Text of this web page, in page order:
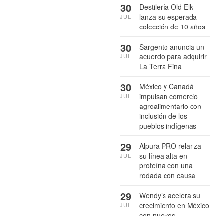
Destilería Old Elk
lanza su esperada
colección de 10 años
30
JUL
Sargento anuncia un
acuerdo para adquirir
La Terra Fina
30
JUL
México y Canadá
impulsan comercio
agroalimentario con
inclusión de los
pueblos indígenas
30
JUL
Alpura PRO relanza
su línea alta en
proteína con una
rodada con causa
29
JUL
Wendy’s acelera su
crecimiento en México
29
JUL